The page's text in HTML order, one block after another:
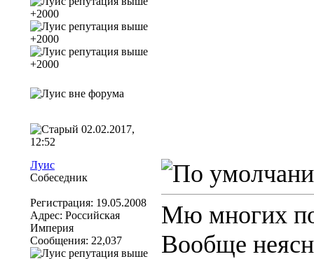
02.02.2017,
12:52
Луис
Собеседник
Регистрация: 19.05.2008
Адрес: Российская
Империя
Сообщения: 22,037
Мю многих
Вообще